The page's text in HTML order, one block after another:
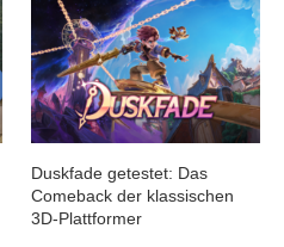
Duskfade getestet: Das
Comeback der klassischen
3D-Plattformer